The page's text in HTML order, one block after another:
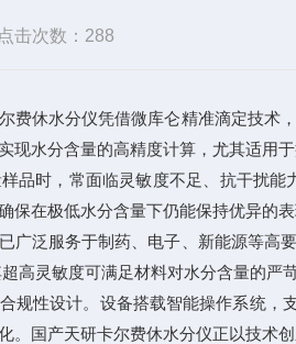
点击次数：288
费休水分仪凭借微库仑精准滴定技术
现水分含量的高精度计算，尤其适用于
时，常面临灵敏度不足、抗干扰能
保在极低水分含量下仍能保持优异的
泛服务于制药、电子、新能源等高
高灵敏度可满足材料对水分含量的严
性设计。设备搭载智能操作系统，
。国产天研卡尔费休水分仪正以技术